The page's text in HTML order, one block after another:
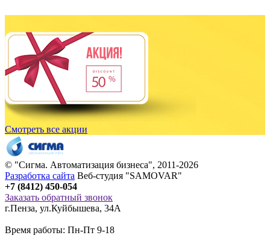
Смотреть все акции
© "Сигма. Автоматизация бизнеса", 2011-2026
Разработка сайта Веб-студия "SAMOVAR"
+7 (8412) 450-054
Заказать обратный звонок
г.Пенза, ул.Куйбышева, 34А
Время работы: Пн-Пт 9-18